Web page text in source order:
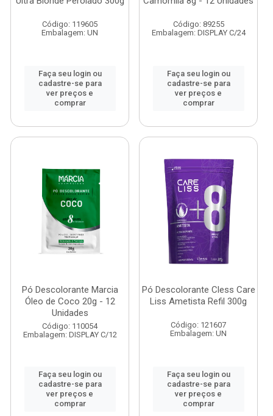
Código: 119605
Embalagem: UN
Faça seu login ou
cadastre-se para
ver preços e
comprar
Código: 89255
Embalagem: DISPLAY C/24
Faça seu login ou
cadastre-se para
ver preços e
comprar
Pó Descolorante Marcia
Óleo de Coco 20g - 12
Unidades
Código: 110054
Embalagem: DISPLAY C/12
Faça seu login ou
cadastre-se para
ver preços e
comprar
Pó Descolorante Cless Care
Liss Ametista Refil 300g
Código: 121607
Embalagem: UN
Faça seu login ou
cadastre-se para
ver preços e
comprar